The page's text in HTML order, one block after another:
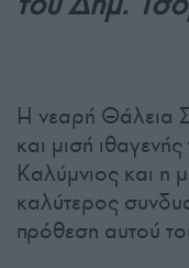
Η νεαρή Θάλεια
και μισή
Καλύμνιος και η
καλύτερος
πρόθεση αυτού